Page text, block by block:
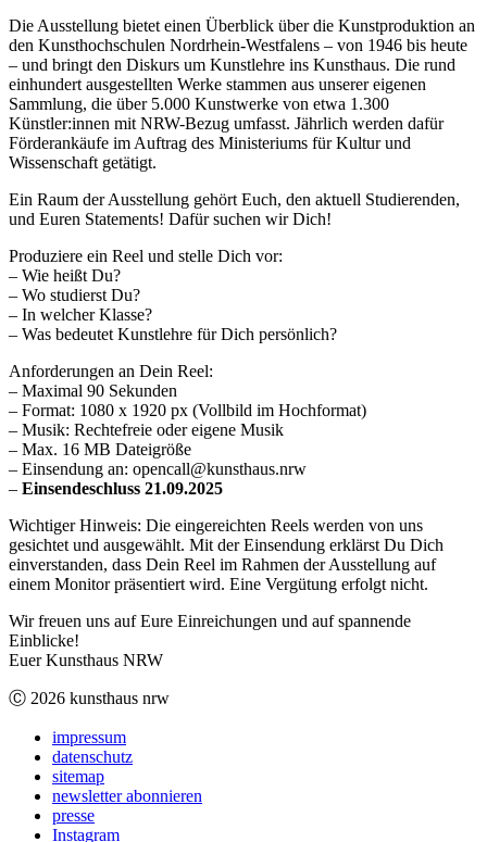
Die Ausstellung bietet einen Überblick über die Kunstproduktion an
den Kunsthochschulen Nordrhein-Westfalens – von 1946 bis heute
– und bringt den Diskurs um Kunstlehre ins Kunsthaus. Die rund
einhundert ausgestellten Werke stammen aus unserer eigenen
Sammlung, die über 5.000 Kunstwerke von etwa 1.300
Künstler:innen mit NRW-Bezug umfasst. Jährlich werden dafür
Förderankäufe im Auftrag des Ministeriums für Kultur und
Wissenschaft getätigt.
Ein Raum der Ausstellung gehört Euch, den aktuell Studierenden,
und Euren Statements! Dafür suchen wir Dich!
Produziere ein Reel und stelle Dich vor:
– Wie heißt Du?
– Wo studierst Du?
– In welcher Klasse?
– Was bedeutet Kunstlehre für Dich persönlich?
Anforderungen an Dein Reel:
– Maximal 90 Sekunden
– Format: 1080 x 1920 px (Vollbild im Hochformat)
– Musik: Rechtefreie oder eigene Musik
– Max. 16 MB Dateigröße
– Einsendung an: opencall@kunsthaus.nrw
– Einsendeschluss 21.09.2025
Wichtiger Hinweis: Die eingereichten Reels werden von uns
gesichtet und ausgewählt. Mit der Einsendung erklärst Du Dich
einverstanden, dass Dein Reel im Rahmen der Ausstellung auf
einem Monitor präsentiert wird. Eine Vergütung erfolgt nicht.
Wir freuen uns auf Eure Einreichungen und auf spannende
Einblicke!
Euer Kunsthaus NRW
Ⓒ 2026 kunsthaus nrw
impressum
datenschutz
sitemap
newsletter abonnieren
presse
Instagram